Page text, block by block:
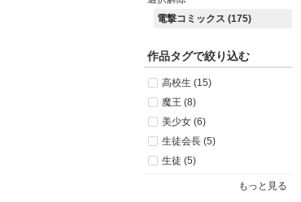
電撃コミックス (175)
作品タグで絞り込む
高校生 (15)
魔王 (8)
美少女 (6)
生徒会長 (5)
生徒 (5)
もっと見る